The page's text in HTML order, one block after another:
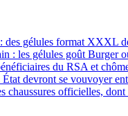
gélules format XXXL
: les gélules goût Burger
du RSA et
devront se vouvoyer
chaussures officielles,